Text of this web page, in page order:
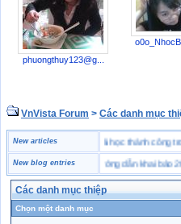
phuongthuy123@g...
VnVista Forum > Các danh mục
New articles
biệt” của Microsoft ♥4 bài học thành
New blog entries
hải quan là gì? Hướng dẫn khai báo 2026
Các danh mục thiệp
Chọn một danh mục